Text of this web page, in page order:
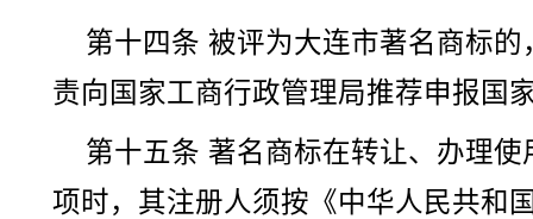
第十四条 被评为大连市著名商标
责向国家工商行政管理局推荐申报国
第十五条 著名商标在转让、办理
项时，其注册人须按《中华人民共和